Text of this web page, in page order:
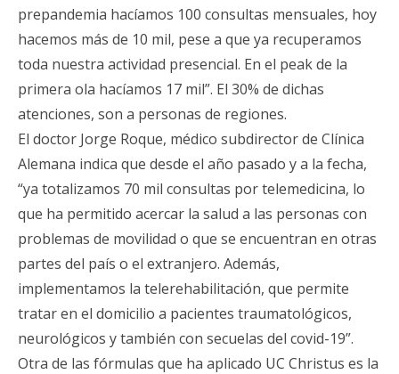
prepandemia hacíamos 100 consultas mensuales, hoy
hacemos más de 10 mil, pese a que ya recuperamos
toda nuestra actividad presencial. En el peak de la
primera ola hacíamos 17 mil”. El 30% de dichas
atenciones, son a personas de regiones.
El doctor Jorge Roque, médico subdirector de Clínica
Alemana indica que desde el año pasado y a la fecha,
“ya totalizamos 70 mil consultas por telemedicina, lo
que ha permitido acercar la salud a las personas con
problemas de movilidad o que se encuentran en otras
partes del país o el extranjero. Además,
implementamos la telerehabilitación, que permite
tratar en el domicilio a pacientes traumatológicos,
neurológicos y también con secuelas del covid-19”.
Otra de las fórmulas que ha aplicado UC Christus es la